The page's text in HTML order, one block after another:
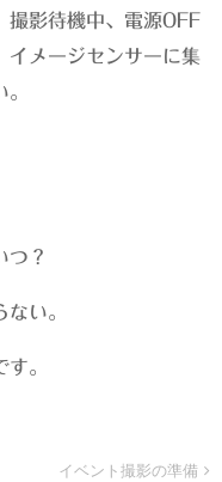
撮影待機中、電源OFF
イメージセンサーに集
つ？
い。
。
イベント撮影の準備